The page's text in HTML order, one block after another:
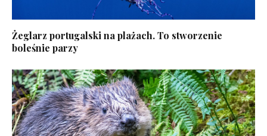
Żeglarz portugalski na plażach. To stworzenie
boleśnie parzy